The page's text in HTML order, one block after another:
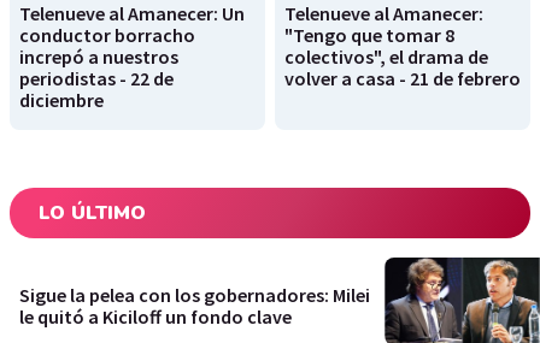
Telenueve al Amanecer: Un
conductor borracho
increpó a nuestros
periodistas - 22 de
diciembre
Telenueve al Amanecer:
"Tengo que tomar 8
colectivos", el drama de
volver a casa - 21 de febrero
LO ÚLTIMO
Sigue la pelea con los gobernadores: Milei
le quitó a Kiciloff un fondo clave